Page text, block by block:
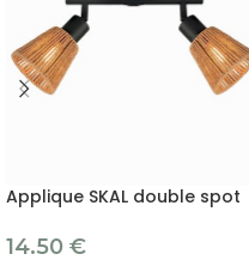
Applique SKAL double spot
14.50 €